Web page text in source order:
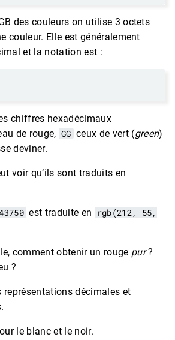
des couleurs on utilise 3 octets
couleur. Elle est généralement
et la notation est :
chiffres hexadécimaux
de rouge, GG ceux de vert (green)
deviner.
voir qu’ils sont traduits en
est traduite en
rgb(212, 55,
comment obtenir un rouge pur?
?
représentations décimales et
le blanc et le noir.